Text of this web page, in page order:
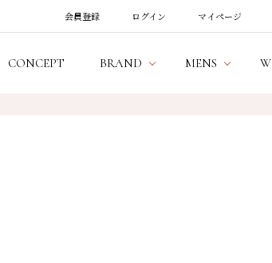
会員登録 ログイン マイページ
CONCEPT BRAND MENS